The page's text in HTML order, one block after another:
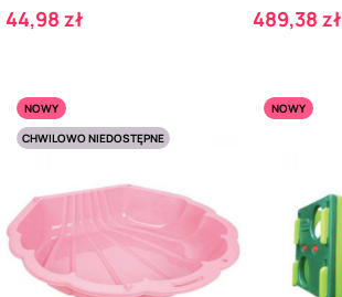
Cena
44,98 zł Cena
489,38 zł
NOWY
CHWILOWO NIEDOSTĘPNE
NOWY